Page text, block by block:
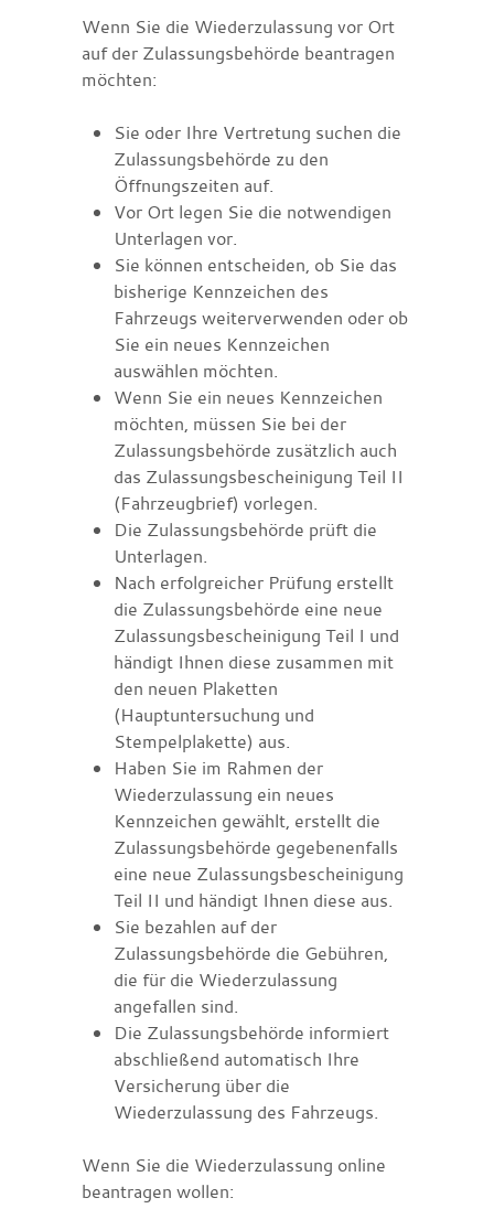
Wenn Sie die Wiederzulassung vor Ort
auf der Zulassungsbehörde beantragen
möchten:
Sie oder Ihre Vertretung suchen die
Zulassungsbehörde zu den
Öffnungszeiten auf.
Vor Ort legen Sie die notwendigen
Unterlagen vor.
Sie können entscheiden, ob Sie das
bisherige Kennzeichen des
Fahrzeugs weiterverwenden oder ob
Sie ein neues Kennzeichen
auswählen möchten.
Wenn Sie ein neues Kennzeichen
möchten, müssen Sie bei der
Zulassungsbehörde zusätzlich auch
das Zulassungsbescheinigung Teil II
(Fahrzeugbrief) vorlegen.
Die Zulassungsbehörde prüft die
Unterlagen.
Nach erfolgreicher Prüfung erstellt
die Zulassungsbehörde eine neue
Zulassungsbescheinigung Teil I und
händigt Ihnen diese zusammen mit
den neuen Plaketten
(Hauptuntersuchung und
Stempelplakette) aus.
Haben Sie im Rahmen der
Wiederzulassung ein neues
Kennzeichen gewählt, erstellt die
Zulassungsbehörde gegebenenfalls
eine neue Zulassungsbescheinigung
Teil II und händigt Ihnen diese aus.
Sie bezahlen auf der
Zulassungsbehörde die Gebühren,
die für die Wiederzulassung
angefallen sind.
Die Zulassungsbehörde informiert
abschließend automatisch Ihre
Versicherung über die
Wiederzulassung des Fahrzeugs.
Wenn Sie die Wiederzulassung online
beantragen wollen: